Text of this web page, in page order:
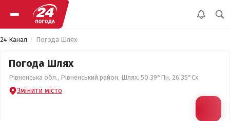
24 Канал Погода Шлях
Погода Шлях
Рівненська обл., Рівненський район, Шлях, 50.39°Пн, 26.35°Сх
Змінити місто